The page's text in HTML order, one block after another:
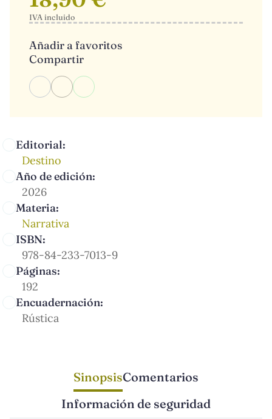
Editorial:
Destino
Año de edición:
2026
Materia:
Narrativa
ISBN:
978-84-233-7013-9
Páginas:
192
Encuadernación:
Rústica
IVA incluido
Añadir a favoritos
Compartir
SinopsisComentarios
Información de seguridad